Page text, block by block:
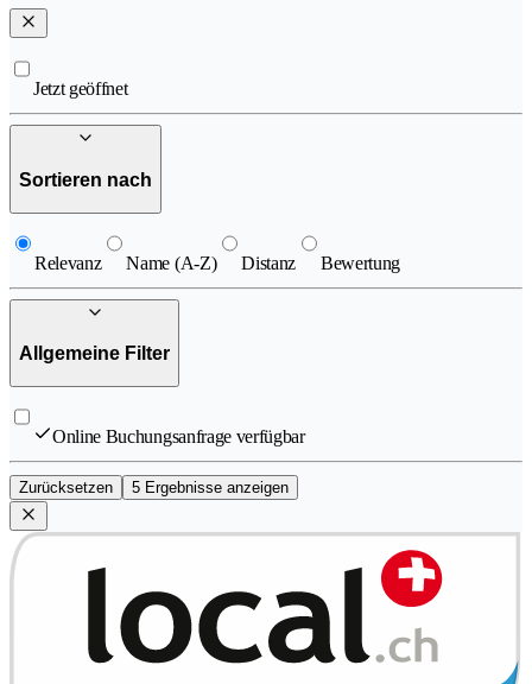
Jetzt geöffnet
Sortieren nach
Relevanz Name (A-Z) Distanz Bewertung
Allgemeine Filter
Online Buchungsanfrage verfügbar
Zurücksetzen 5 Ergebnisse anzeigen